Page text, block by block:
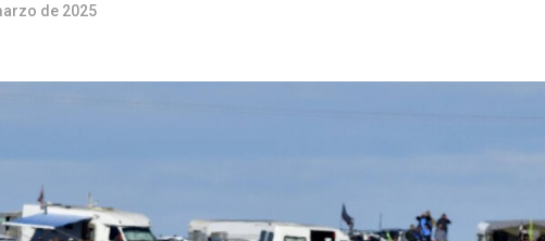
de 2025